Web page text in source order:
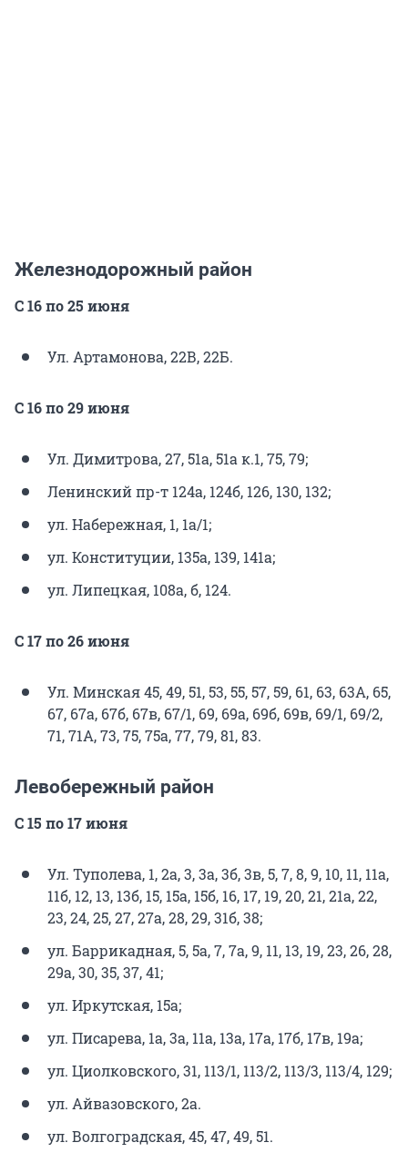
Железнодорожный район
С 16 по 25 июня
Ул. Артамонова, 22В, 22Б.
С 16 по 29 июня
Ул. Димитрова, 27, 51а, 51а к.1, 75, 79;
Ленинский пр-т 124а, 124б, 126, 130, 132;
ул. Набережная, 1, 1а/1;
ул. Конституции, 135а, 139, 141а;
ул. Липецкая, 108а, б, 124.
С 17 по 26 июня
Ул. Минская 45, 49, 51, 53, 55, 57, 59, 61, 63, 63А, 65,
67, 67а, 67б, 67в, 67/1, 69, 69а, 69б, 69в, 69/1, 69/2,
71, 71А, 73, 75, 75а, 77, 79, 81, 83.
Левобережный район
С 15 по 17 июня
Ул. Туполева, 1, 2а, 3, 3а, 3б, 3в, 5, 7, 8, 9, 10, 11, 11а,
11б, 12, 13, 13б, 15, 15а, 15б, 16, 17, 19, 20, 21, 21а, 22,
23, 24, 25, 27, 27а, 28, 29, 31б, 38;
ул. Баррикадная, 5, 5а, 7, 7а, 9, 11, 13, 19, 23, 26, 28,
29а, 30, 35, 37, 41;
ул. Иркутская, 15а;
ул. Писарева, 1а, 3а, 11а, 13а, 17а, 17б, 17в, 19а;
ул. Циолковского, 31, 113/1, 113/2, 113/3, 113/4, 129;
ул. Айвазовского, 2а.
ул. Волгоградская, 45, 47, 49, 51.